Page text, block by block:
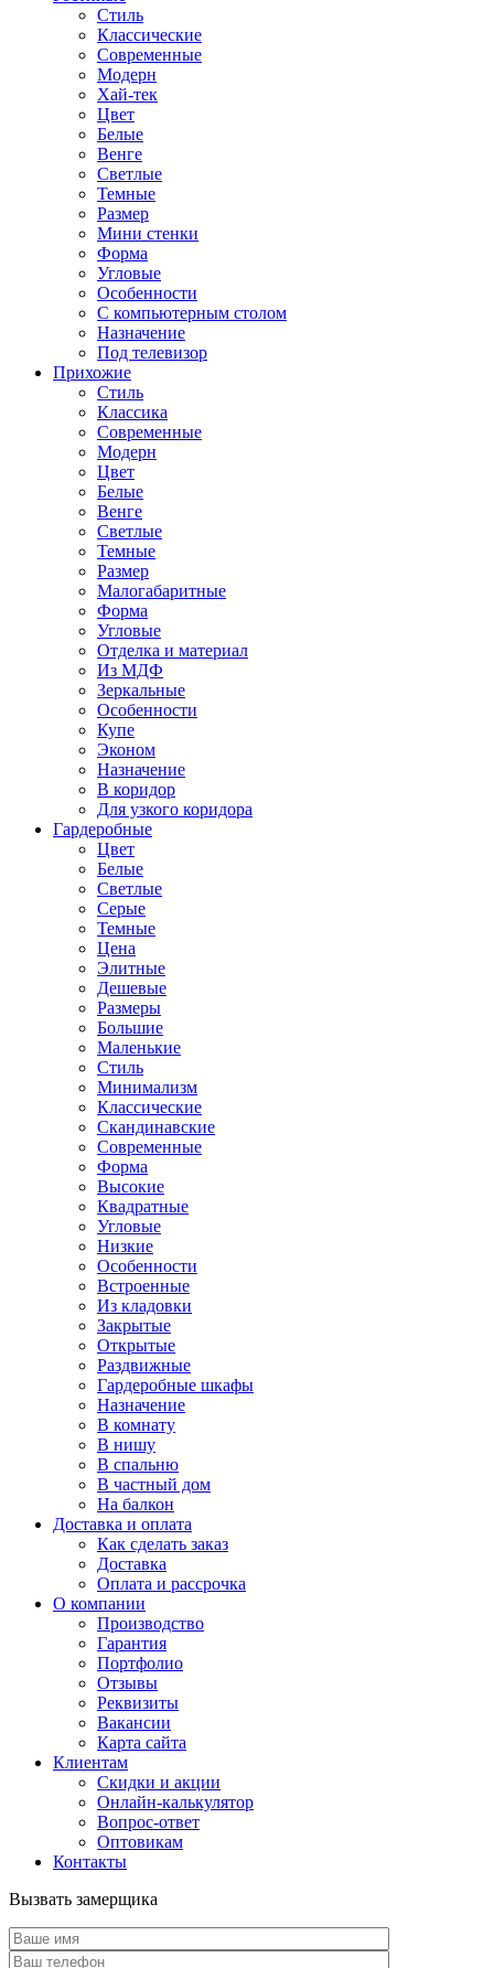
Стиль
Классические
Современные
Модерн
Хай-тек
Цвет
Белые
Венге
Светлые
Темные
Размер
Мини стенки
Форма
Угловые
Особенности
С компьютерным столом
Назначение
Под телевизор
Прихожие
Стиль
Классика
Современные
Модерн
Цвет
Белые
Венге
Светлые
Темные
Размер
Малогабаритные
Форма
Угловые
Отделка и материал
Из МДФ
Зеркальные
Особенности
Купе
Эконом
Назначение
В коридор
Для узкого коридора
Гардеробные
Цвет
Белые
Светлые
Серые
Темные
Цена
Элитные
Дешевые
Размеры
Большие
Маленькие
Стиль
Минимализм
Классические
Скандинавские
Современные
Форма
Высокие
Квадратные
Угловые
Низкие
Особенности
Встроенные
Из кладовки
Закрытые
Открытые
Раздвижные
Гардеробные шкафы
Назначение
В комнату
В нишу
В спальню
В частный дом
На балкон
Доставка и оплата
Как сделать заказ
Доставка
Оплата и рассрочка
О компании
Производство
Гарантия
Портфолио
Отзывы
Реквизиты
Вакансии
Карта сайта
Клиентам
Скидки и акции
Онлайн-калькулятор
Вопрос-ответ
Оптовикам
Контакты
Вызвать замерщика